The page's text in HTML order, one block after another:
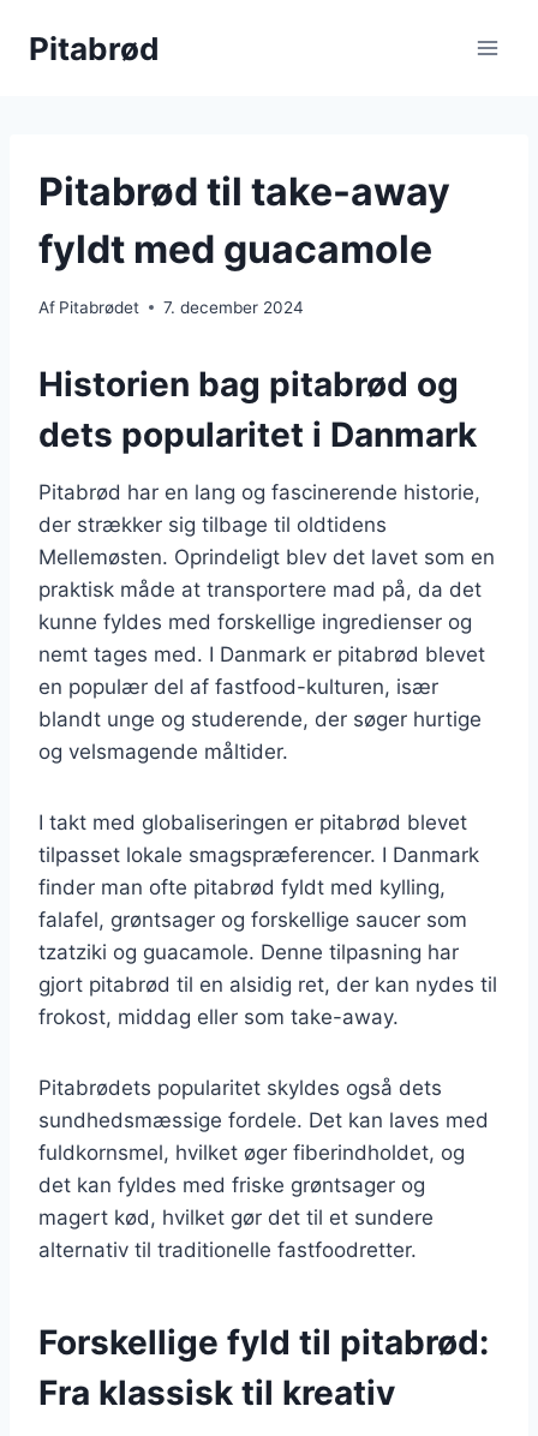
Pitabrød
Pitabrød til take-away
fyldt med guacamole
Af Pitabrødet 7. december 2024
Historien bag pitabrød og
dets popularitet i Danmark
Pitabrød har en lang og fascinerende historie,
der strækker sig tilbage til oldtidens
Mellemøsten. Oprindeligt blev det lavet som en
praktisk måde at transportere mad på, da det
kunne fyldes med forskellige ingredienser og
nemt tages med. I Danmark er pitabrød blevet
en populær del af fastfood-kulturen, især
blandt unge og studerende, der søger hurtige
og velsmagende måltider.
I takt med globaliseringen er pitabrød blevet
tilpasset lokale smagspræferencer. I Danmark
finder man ofte pitabrød fyldt med kylling,
falafel, grøntsager og forskellige saucer som
tzatziki og guacamole. Denne tilpasning har
gjort pitabrød til en alsidig ret, der kan nydes til
frokost, middag eller som take-away.
Pitabrødets popularitet skyldes også dets
sundhedsmæssige fordele. Det kan laves med
fuldkornsmel, hvilket øger fiberindholdet, og
det kan fyldes med friske grøntsager og
magert kød, hvilket gør det til et sundere
alternativ til traditionelle fastfoodretter.
Forskellige fyld til pitabrød:
Fra klassisk til kreativ